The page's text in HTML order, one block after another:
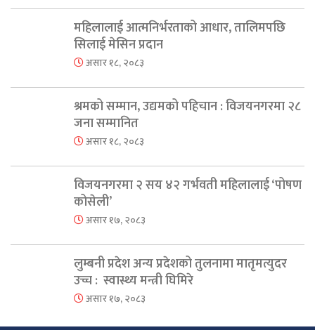
महिलालाई आत्मनिर्भरताको आधार, तालिमपछि
सिलाई मेसिन प्रदान
असार १८, २०८३
श्रमको सम्मान, उद्यमको पहिचान : विजयनगरमा २८
जना सम्मानित
असार १८, २०८३
विजयनगरमा २ सय ४२ गर्भवती महिलालाई ‘पोषण
कोसेली’
असार १७, २०८३
लुम्बनी प्रदेश अन्य प्रदेशको तुलनामा मातृमत्युदर
उच्च : स्वास्थ्य मन्त्री घिमिरे
असार १७, २०८३